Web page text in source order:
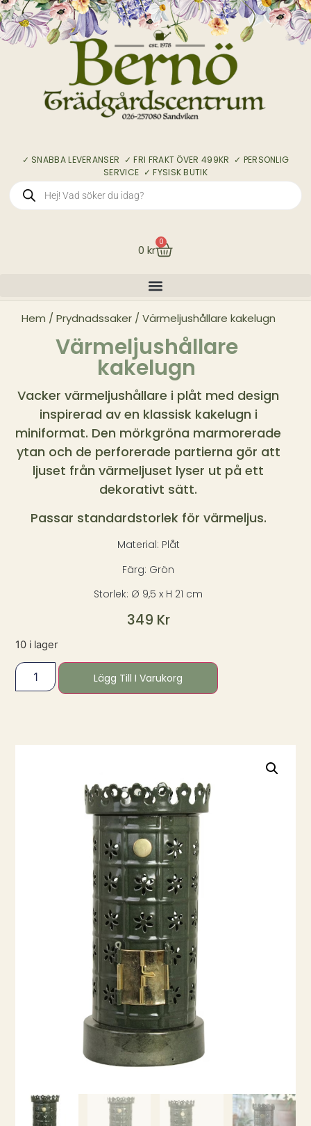
✓ SNABBA LEVERANSER ✓ FRI FRAKT ÖVER 499KR ✓ PERSONLIG
SERVICE ✓ FYSISK BUTIK
0 kr
0
Hem / Prydnadssaker/ Värmeljushållare kakelugn
Värmeljushållare
kakelugn
Vacker värmeljushållare i plåt med design
inspirerad av en klassisk kakelugn i
miniformat. Den mörkgröna marmorerade
ytan och de perforerade partierna gör att
ljuset från värmeljuset lyser ut på ett
dekorativt sätt.
Passar standardstorlek för värmeljus.
Material: Plåt
Färg: Grön
Storlek: Ø 9,5 x H 21 cm
349 Kr
10 i lager
Lägg Till I Varukorg